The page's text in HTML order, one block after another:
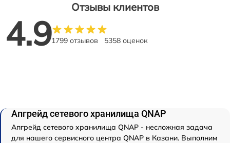
Отзывы клиентов
4.91799 отзывов 5358 оценок
Апгрейд сетевого хранилища QNAP
Апгрейд сетевого хранилища QNAP - несложная задача
для нашего сервисного центра QNAP в Казани. Выполним